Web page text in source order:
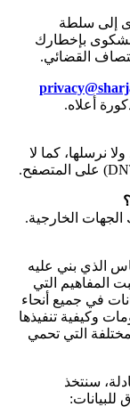
إلى سلطة
بإخطارك
القضائي.
أعلاه.
نرسلها، كما لا
على المتصفح.
الجهات الخارجية.
الذي بني عليه
المفاهيم التي
في جميع أنحاء
وكيفية تنفيذها
التي تحمي
سنتخذ
للبيانات: